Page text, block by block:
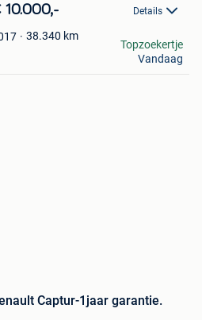
10.000,- Details
38.340 km
Topzoekertje
Vandaag
Captur-1jaar garantie.